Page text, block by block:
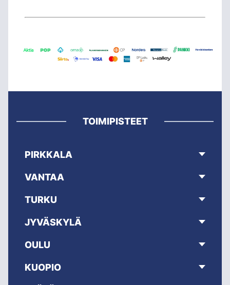
TOIMIPISTEET
PIRKKALA
VANTAA
TURKU
JYVÄSKYLÄ
OULU
KUOPIO